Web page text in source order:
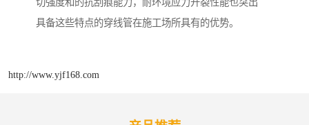
切强度和的抗刮痕能力，耐环境应力开裂性能也突出
具备这些特点的穿线管在施工场所具有的优势。
http://www.yjf168.com